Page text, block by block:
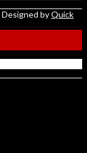
Designed byQuick